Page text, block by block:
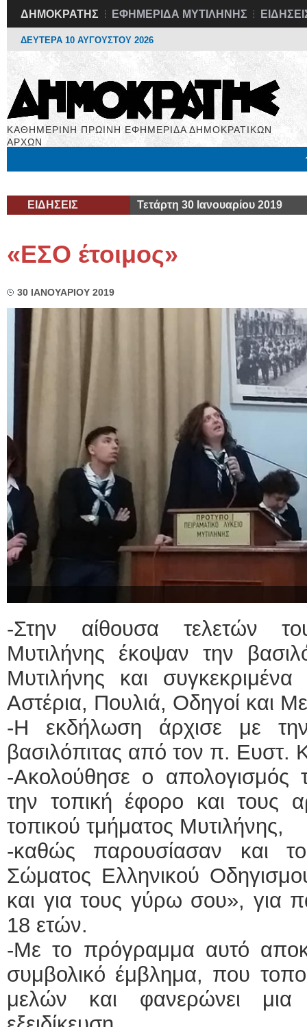
ΔΗΜΟΚΡΑΤΗΣ ΕΦΗΜΕΡΙΔΑ ΜΥΤΙΛΗΝΗΣ
ΔΕΥΤΕΡΑ 10 ΑΥΓΟΥΣΤΟΥ 2026
ΚΑΘΗΜΕΡΙΝΗ ΠΡΩΙΝΗ ΕΦΗΜΕΡΙΔΑ ΔΗΜΟΚΡΑΤΙΚΩΝ
ΑΡΧΩΝ
ΕΙΔΗΣΕΙΣ Τετάρτη 30 Ιανουαρίου 2019
«ΕΣΟ έτοιμος»
30 ΙΑΝΟΥΑΡΙΟΥ 2019
-Στην αίθουσα τελετών
Μυτιλήνης έκοψαν την
Μυτιλήνης και
Αστέρια, Πουλιά, Οδηγοί και
-Η εκδήλωση άρχισε με
βασιλόπιτας από τον π. Ευστ.
-Ακολούθησε ο απολογισμός
την τοπική έφορο και τους
τοπικού τμήματος Μυτιλήνης,
-καθώς παρουσίασαν και
Σώματος Ελληνικού
και για τους γύρω σου», για
18 ετών.
-Με το πρόγραμμα αυτό
συμβολικό έμβλημα, που
μελών και φανερώνει